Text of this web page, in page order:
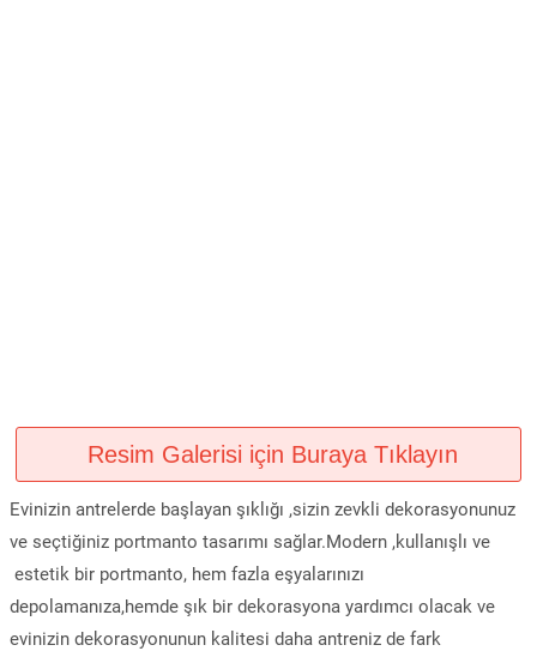
Resim Galerisi için Buraya Tıklayın
Evinizin antrelerde başlayan şıklığı ,sizin zevkli dekorasyonunuz
ve seçtiğiniz portmanto tasarımı sağlar.Modern ,kullanışlı ve
estetik bir portmanto, hem fazla eşyalarınızı
depolamanıza,hemde şık bir dekorasyona yardımcı olacak ve
evinizin dekorasyonunun kalitesi daha antreniz de fark